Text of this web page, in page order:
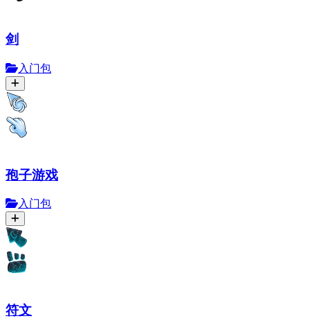
剑
入门包
孢子游戏
入门包
符文